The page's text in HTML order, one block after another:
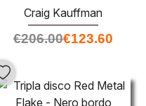
Craig Kauffman
€206.00€123.60